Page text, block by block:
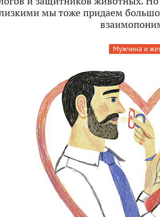
мы тоже придаем
Мужчина и